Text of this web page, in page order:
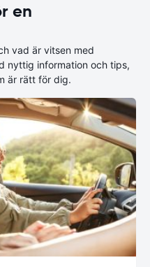
en
vad är vitsen med
nyttig information och tips,
är rätt för dig.